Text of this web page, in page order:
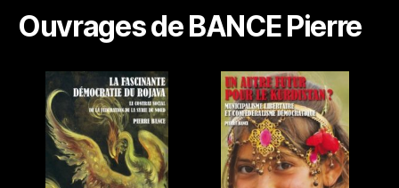
Ouvrages de BANCE Pierre